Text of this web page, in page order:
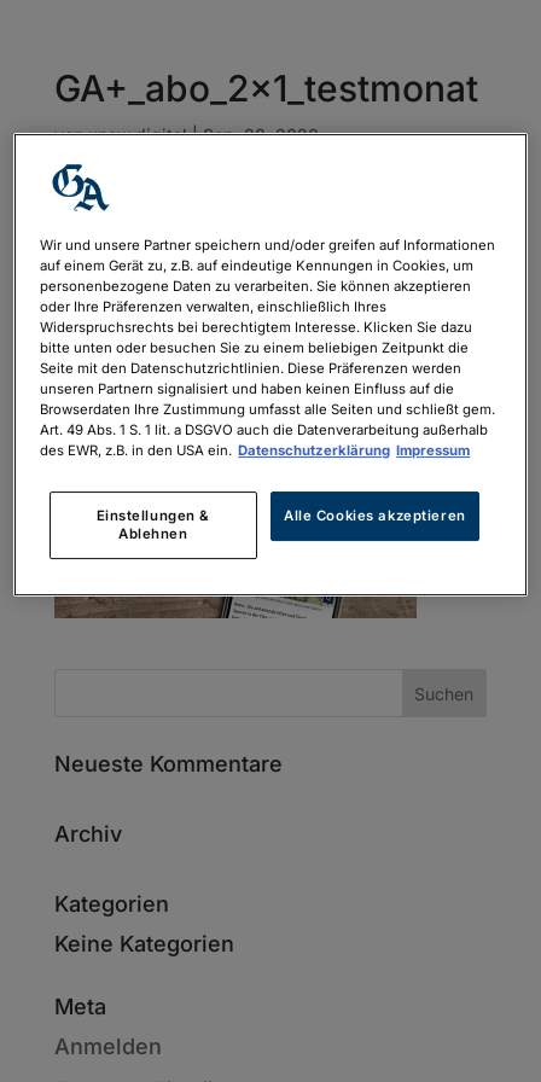
GA+_abo_2x1_testmonat
vonxnow.digital|Sep. 28, 2020
Neueste Kommentare
Archiv
Kategorien
Keine Kategorien
Meta
Anmelden
Wir und unsere Partner speichern und/oder greifen auf Informationen
auf einem Gerät zu, z.B. auf eindeutige Kennungen in Cookies, um
personenbezogene Daten zu verarbeiten. Sie können akzeptieren
oder Ihre Präferenzen verwalten, einschließlich Ihres
Widerspruchsrechts bei berechtigtem Interesse. Klicken Sie dazu
bitte unten oder besuchen Sie zu einem beliebigen Zeitpunkt die
Seite mit den Datenschutzrichtlinien. Diese Präferenzen werden
unseren Partnern signalisiert und haben keinen Einfluss auf die
Browserdaten Ihre Zustimmung umfasst alle Seiten und schließt gem.
Art. 49 Abs. 1 S. 1 lit. a DSGVO auch die Datenverarbeitung außerhalb
des EWR, z.B. in den USA ein. Datenschutzerklärung Impressum
Einstellungen &
Ablehnen
Alle Cookies akzeptieren